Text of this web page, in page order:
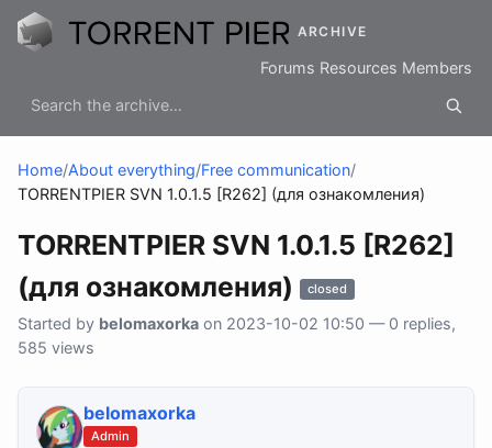
ARCHIVE
Forums Resources Members
Home/About everything/Free communication/
TORRENTPIER SVN 1.0.1.5 [R262] (для ознакомления)
TORRENTPIER SVN 1.0.1.5 [R262]
(для ознакомления)
closed
Started by belomaxorka on 2023-10-02 10:50 — 0 replies,
585 views
belomaxorka
Admin